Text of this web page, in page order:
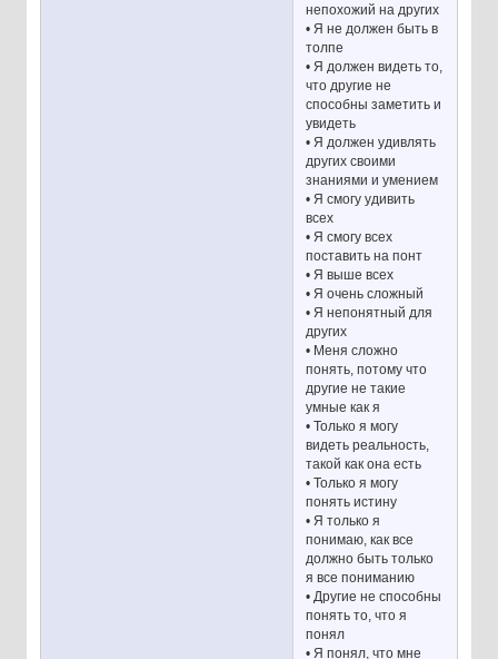
непохожий на других
• Я не должен быть в
толпе
• Я должен видеть то,
что другие не
способны заметить и
увидеть
• Я должен удивлять
других своими
знаниями и умением
• Я смогу удивить
всех
• Я смогу всех
поставить на понт
• Я выше всех
• Я очень сложный
• Я непонятный для
других
• Меня сложно
понять, потому что
другие не такие
умные как я
• Только я могу
видеть реальность,
такой как она есть
• Только я могу
понять истину
• Я только я
понимаю, как все
должно быть только
я все пониманию
• Другие не способны
понять то, что я
понял
• Я понял, что мне